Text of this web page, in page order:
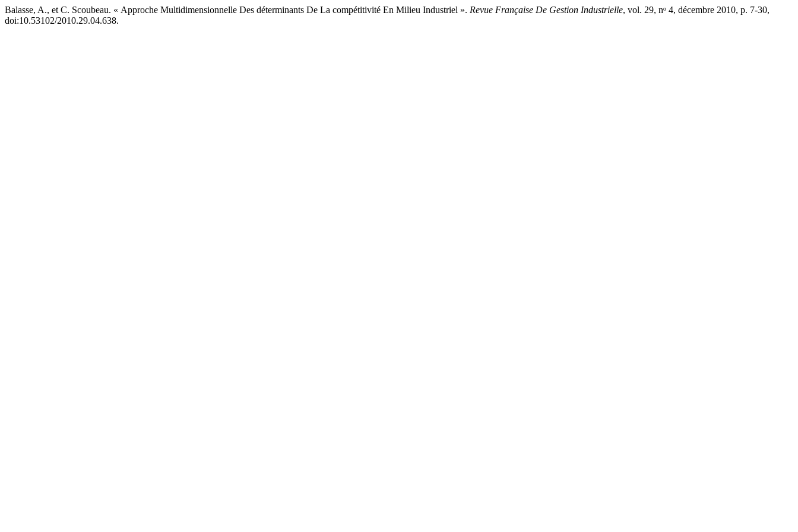
Balasse, A., et C. Scoubeau. « Approche Multidimensionnelle Des déterminants De La compétitivité En Milieu Industriel ». Revue Française De Gestion Industrielle, vol. 29, nᵒ 4, décembre 2010, p. 7-30,
doi:10.53102/2010.29.04.638.